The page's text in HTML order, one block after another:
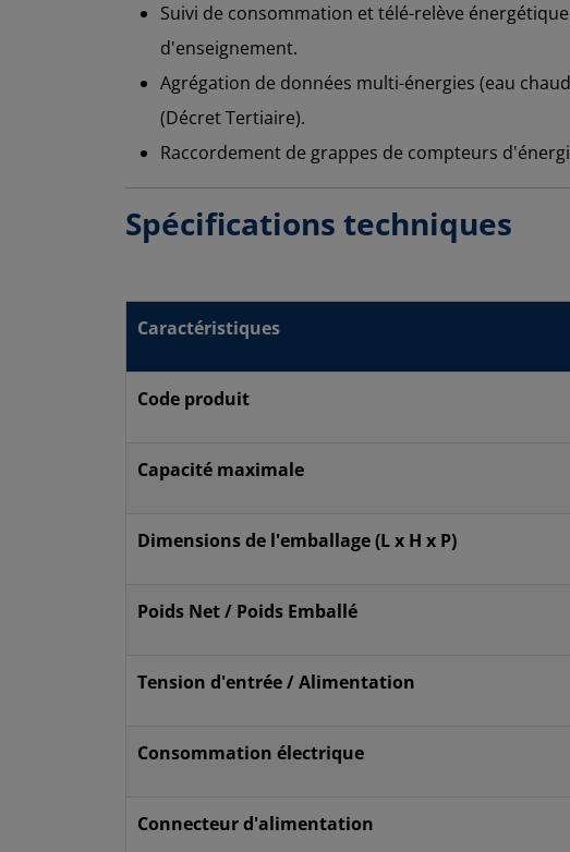
Suivi de consommation et télé-relève
d'enseignement.
Agrégation de données multi-énergies (eau
(Décret Tertiaire).
Raccordement de grappes de compteurs
Spécifications techniques
Caractéristiques
Code produit
Capacité maximale
Dimensions de l'emballage (L x H x P)
Poids Net / Poids Emballé
Tension d'entrée / Alimentation
Consommation électrique
Connecteur d'alimentation